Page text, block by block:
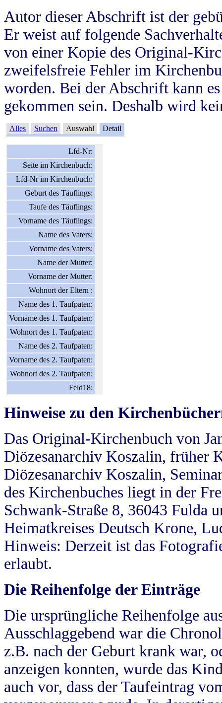
Autor dieser Abschrift ist der
Er weist auf folgende
von einer Kopie des Original-
zweifelsfreie Fehler im
worden. Bei der Abschrift kann
gekommen sein. Deshalb wird
Alles Suchen Auswahl Detail
Lfd-Nr:
Seite im Kirchenbuch:
Lfd-Nr im Kirchenbuch:
Geburt des Täuflings:
Taufe des Täuflings:
Vorname des Täuflings:
Name des Vaters:
Vorname des Vaters:
Name der Mutter:
Vorname der Mutter:
Wohnort der Eltern :
Name des 1. Taufpaten:
Vorname des 1. Taufpaten:
Wohnort des 1. Taufpaten:
Name des 2. Taufpaten:
Vorname des 2. Taufpaten:
Wohnort des 2. Taufpaten:
Feld18:
Hinweise zu den
Das Original-Kirchenbuch von
Diözesanarchiv Koszalin, früher
Diözesanarchiv Koszalin,
des Kirchenbuches liegt in der
Schwank-Straße 8, 36043 Fulda
Heimatkreises Deutsch Krone,
Hinweis: Derzeit ist das
erlaubt.
Die Reihenfolge der Einträge
Die ursprüngliche Reihenfolge
Ausschlaggebend war die
z.B. nach der Geburt krank war,
anzeigen konnten, wurde das
auch vor, dass der Taufeintrag